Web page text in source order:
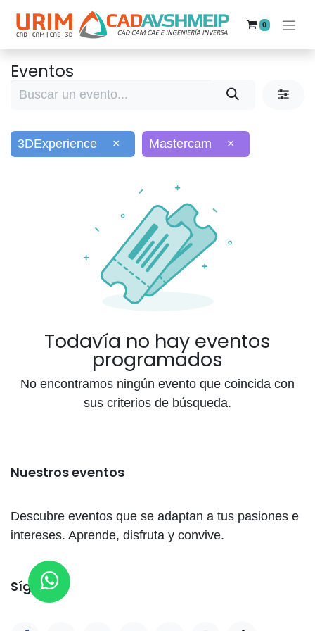
0
Eventos
3DExperience × Mastercam ×
Todavía no hay eventos
programados
No encontramos ningún evento que coincida con
sus criterios de búsqueda.
Nuestros eventos
Descubre eventos que se adaptan a tus pasiones e
intereses. Aprende, disfruta y convive.
Síganos